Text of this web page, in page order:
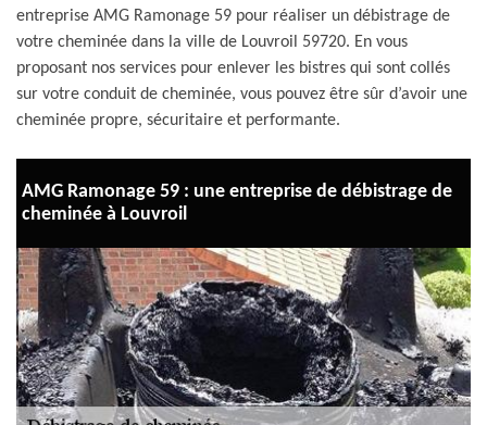
entreprise AMG Ramonage 59 pour réaliser un débistrage de
votre cheminée dans la ville de Louvroil 59720. En vous
proposant nos services pour enlever les bistres qui sont collés
sur votre conduit de cheminée, vous pouvez être sûr d’avoir une
cheminée propre, sécuritaire et performante.
AMG Ramonage 59 : une entreprise de débistrage de
cheminée à Louvroil